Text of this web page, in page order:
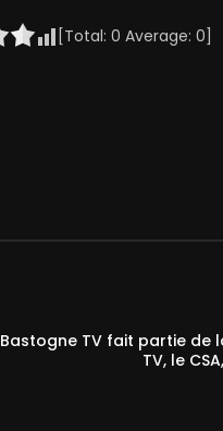
[Total: 0 Average: 0
Bastogne TV fait partie de la
TV, le